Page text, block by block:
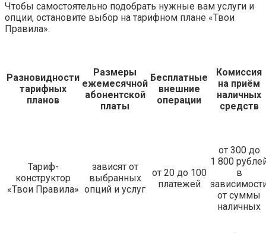
Чтобы самостоятельно подобрать нужные вам услуги и
опции, остановите выбор на тарифном плане «Твои
Правила».
Разновидности
тарифных
планов
Размеры
ежемесячной
абонентской
платы
Бесплатные
внешние
операции
Комиссия
на приём
наличных
средств
Тариф-
конструктор
«Твои Правила»
зависят от
выбранных
опций и услуг
от 20 до 100
платежей
от 300 до
1 800
в
от суммы
наличных